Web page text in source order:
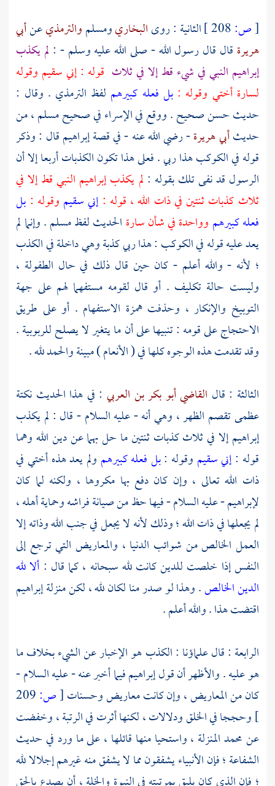
[ص: الثانية : روىالبخاريومسلموالترمذيعنأبي
هريرة قال قال رسول الله - صلى الله عليه وسلم - : لم يكذب
إبراهيم النبي في شيء قط إلا في ثلاث قوله : إني سقيم وقوله
لسارةأختي وقوله :بل فعله كبيرهم لفظ الترمذي . وقال :
حديث حسن صحيح . ووقع في الإسراء في صحيحمسلم ،من
حديثأبي هريرة- رضي الله عنه - في قصةإبراهيمقال : وذكر
قوله في الكوكب هذا ربي . فعلى هذا تكون الكذبات أربعا إلا أن
الرسول قد نفى تلك بقوله : لم يكذبإبراهيم النبي قط إلا في
ثلاث كذبات ثنتين في ذات الله ، قوله :إني سقيم وقوله : بل
فعله كبيرهم وواحدة في شأنسارة الحديث لفظمسلم. وإنما لم
يعد عليه قوله في الكوكب : هذا ربي كذبة وهي داخلة في الكذب
؛ لأنه - والله أعلم - كان حين قال ذلك في حال الطفولة ،
وليست حالة تكليف . أو قال لقومه مستفهما لهم على جهة
التوبيخ والإنكار ، وحذفت همزة الاستفهام . أو على طريق
الاحتجاج على قومه : تنبيها على أن ما يتغير لا يصلح للربوبية .
وقد تقدمت هذه الوجوه كلها في ( الأنعام ) مبينة والحمد لله .
الثالثة : قال القاضي أبو بكر بن العربي : في هذا الحديث نكتة
عظمى تقصم الظهر ، وهي أنه - عليه السلام - قال : لم يكذب
إبراهيمإلا في ثلاث كذبات ثنتين ما حل بهما عن دين الله وهما
قوله :إني سقيم وقوله :بل فعله كبيرهم ولم يعد هذه أختي في
ذات الله تعالى ، وإن كان دفع بها مكروها ، ولكنه لما كان
لإبراهيم- عليه السلام - فيها حظ من صيانة فراشه وحماية أهله ،
لم يجعلها في ذات الله ؛ وذلك لأنه لا يجعل في جنب الله وذاته إلا
العمل الخالص من شوائب الدنيا ، والمعاريض التي ترجع إلى
النفس إذا خلصت للدين كانت لله سبحانه ، كما قال : ألا لله
الدين الخالص. وهذا لو صدر منا لكان لله ، لكن منزلةإبراهيم
اقتضت هذا . والله أعلم .
الرابعة : قال علماؤنا : الكذب هو الإخبار عن الشيء بخلاف ما
هو عليه . والأظهر أن قولإبراهيمفيما أخبر عنه - عليه السلام -
كان من المعاريض ، وإن كانت معاريض وحسنات[ص:209
]وحججا في الخلق ودلالات ، لكنها أثرت في الرتبة ، وخفضت
عنمحمدالمنزلة ، واستحيا منها قائلها ، على ما ورد في حديث
الشفاعة ؛ فإن الأنبياء يشفقون مما لا يشفق منه غيرهم إجلالا لله